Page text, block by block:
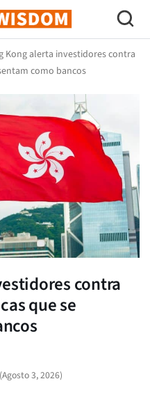
Bitcoin
Kong alerta investidores contra
como bancos
contra
que se
(Agosto 3, 2026)